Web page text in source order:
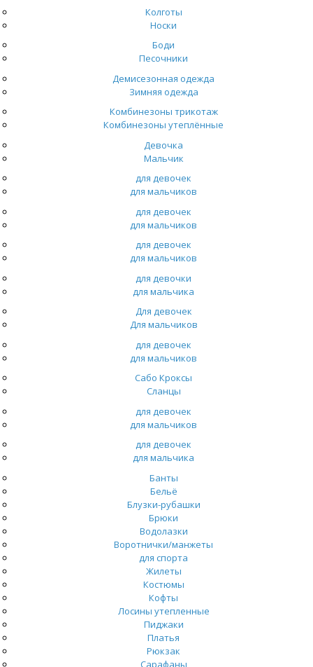
Колготы
Носки
Боди
Песочники
Демисезонная одежда
Зимняя одежда
Комбинезоны трикотаж
Комбинезоны утеплённые
Девочка
Мальчик
для девочек
для мальчиков
для девочек
для мальчиков
для девочек
для мальчиков
для девочки
для мальчика
Для девочек
Для мальчиков
для девочек
для мальчиков
Сабо Кроксы
Сланцы
для девочек
для мальчиков
для девочек
для мальчика
Банты
Бельё
Блузки-рубашки
Брюки
Водолазки
Воротнички/манжеты
для спорта
Жилеты
Костюмы
Кофты
Лосины утепленные
Пиджаки
Платья
Рюкзак
Сарафаны